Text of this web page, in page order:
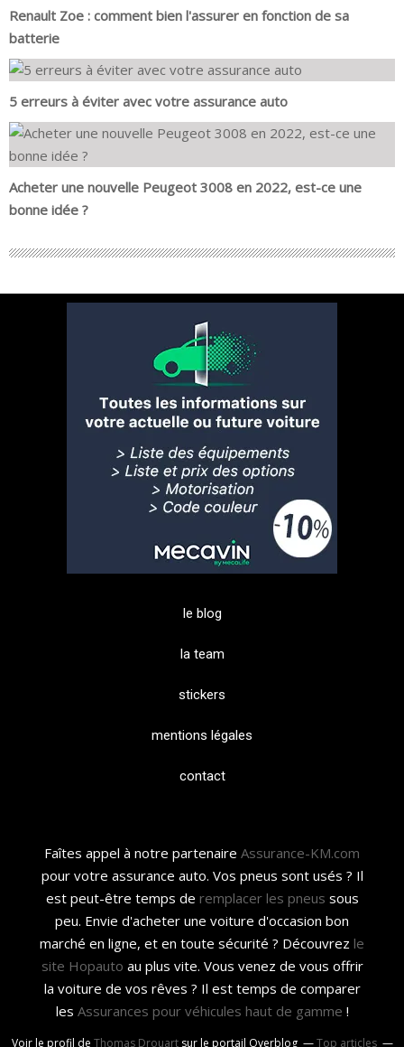
Renault Zoe : comment bien l'assurer en fonction de sa
batterie
5 erreurs à éviter avec votre assurance auto
Acheter une nouvelle Peugeot 3008 en 2022, est-ce une
bonne idée ?
le blog
la team
stickers
mentions légales
contact
Faîtes appel à notre partenaire Assurance-KM.com
pour votre assurance auto. Vos pneus sont usés ? Il
est peut-être temps de remplacer les pneus sous
peu. Envie d'acheter une voiture d'occasion bon
marché en ligne, et en toute sécurité ? Découvrez le
site Hopauto au plus vite. Vous venez de vous offrir
la voiture de vos rêves ? Il est temps de comparer
les Assurances pour véhicules haut de gamme !
Voir le profil de Thomas Drouartsur le portail Overblog Top articles